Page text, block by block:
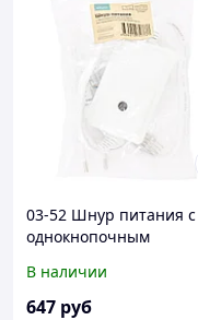
03-52 Шнур питания с
однокнопочным
светодиодной ленты
220В, smd5050, 60д/м,
В наличии
647 руб